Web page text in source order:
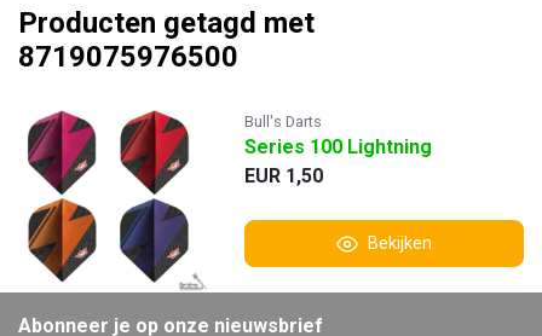
Producten getagd met
8719075976500
Bull's Darts
Series 100 Lightning
EUR 1,50
Bekijken
Abonneer je op onze nieuwsbrief